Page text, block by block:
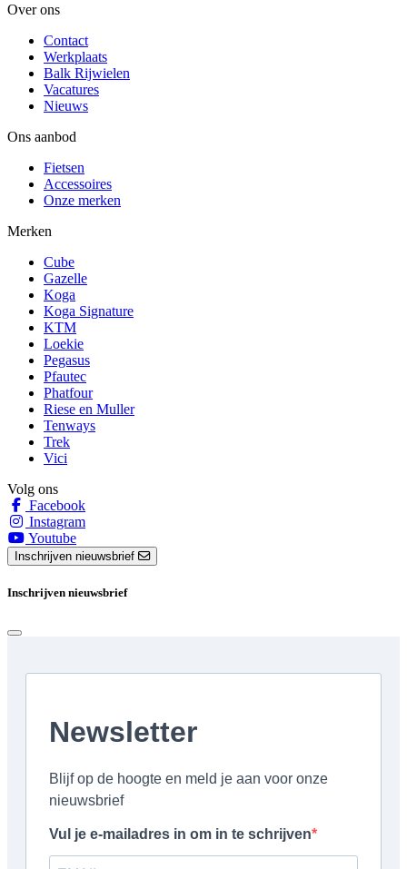
Over ons
Contact
Werkplaats
Balk Rijwielen
Vacatures
Nieuws
Ons aanbod
Fietsen
Accessoires
Onze merken
Merken
Cube
Gazelle
Koga
Koga Signature
KTM
Loekie
Pegasus
Pfautec
Phatfour
Riese en Muller
Tenways
Trek
Vici
Volg ons
Facebook
Instagram
Youtube
Inschrijven nieuwsbrief
Inschrijven nieuwsbrief